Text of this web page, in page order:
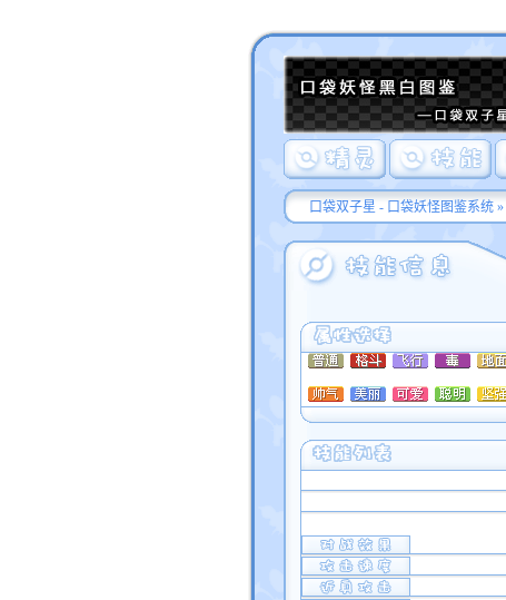
口袋双子星 - 口袋妖怪图鉴系统»